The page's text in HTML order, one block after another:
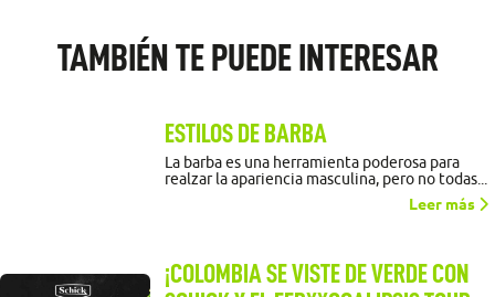
TAMBIÉN TE PUEDE INTERESAR
ESTILOS DE BARBA
La barba es una herramienta poderosa para
realzar la apariencia masculina, pero no todas...
Leer más
¡COLOMBIA SE VISTE DE VERDE CON